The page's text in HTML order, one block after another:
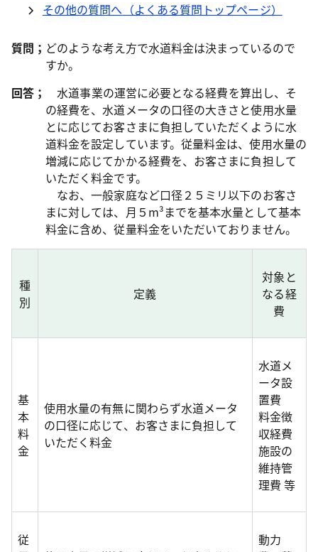
その他の質問へ （よくある質問トップページ）
質問； どのような考え方で水道料金は決まっているので
すか。
回答；
水道事業の運営に必要となる経費を算出し、そ
の経費を、水道メータの口径の大きさと使用水量
とに応じてお客さまに負担していただくように水
道料金を設定しています。従量料金は、使用水量の
増減に応じてかかる経費を、お客さまに負担して
いただく料金です。
なお、一般家庭など口径２５ミリ以下のお客さ
まに対しては、月５m³までを基本水量として基本
料金に含め、従量料金をいただいておりません。
種
別
定義
対象と
なる経
費
基
本
料
金
使用水量の有無に関わらず水道メータ
の口径に応じて、お客さまに負担して
いただく料金
水道メ
ータ設
置費
料金徴
収経費
施設の
維持管
理費 等
従
動力